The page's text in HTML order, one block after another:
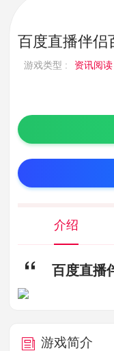
百度直播伴侣
游戏类型 : 资讯阅读
介绍
游戏简介